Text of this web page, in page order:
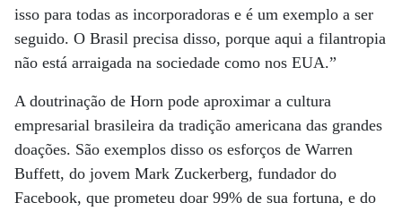
isso para todas as incorporadoras e é um exemplo a ser
seguido. O Brasil precisa disso, porque aqui a filantropia
não está arraigada na sociedade como nos EUA.”
A doutrinação de Horn pode aproximar a cultura
empresarial brasileira da tradição americana das grandes
doações. São exemplos disso os esforços de Warren
Buffett, do jovem Mark Zuckerberg, fundador do
Facebook, que prometeu doar 99% de sua fortuna, e do